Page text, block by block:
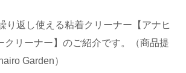
り返し使える粘着クリーナー【アナヒ
クリーナー】のご紹介です。（商品提
Garden）